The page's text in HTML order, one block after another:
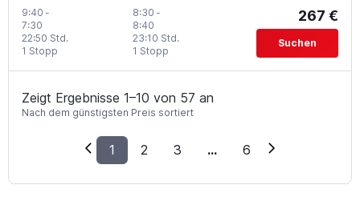
9:40 -
7:30
1 Stopp
22:50 Std.
8:30 -
8:40
1 Stopp
23:10 Std.
267 €
Suchen
Zeigt Ergebnisse 1–10 von 57 an
Nach dem günstigsten Preis sortiert
1 2 3 ... 6